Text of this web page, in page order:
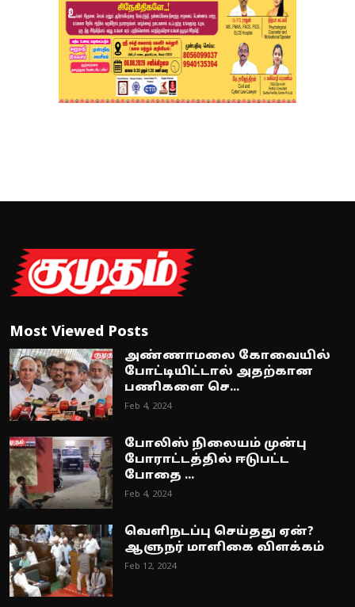
Most Viewed Posts
அண்ணாமலை கோவையில்
போட்டியிட்டால் அதற்கான
பணிகளை செ...
Feb 4, 2024
போலிஸ் நிலையம் முன்பு
போராட்டத்தில் ஈடுபட்ட
போதை ...
Feb 4, 2024
வெளிநடப்பு செய்தது ஏன்?
ஆளுநர் மாளிகை விளக்கம்
Feb 12, 2024